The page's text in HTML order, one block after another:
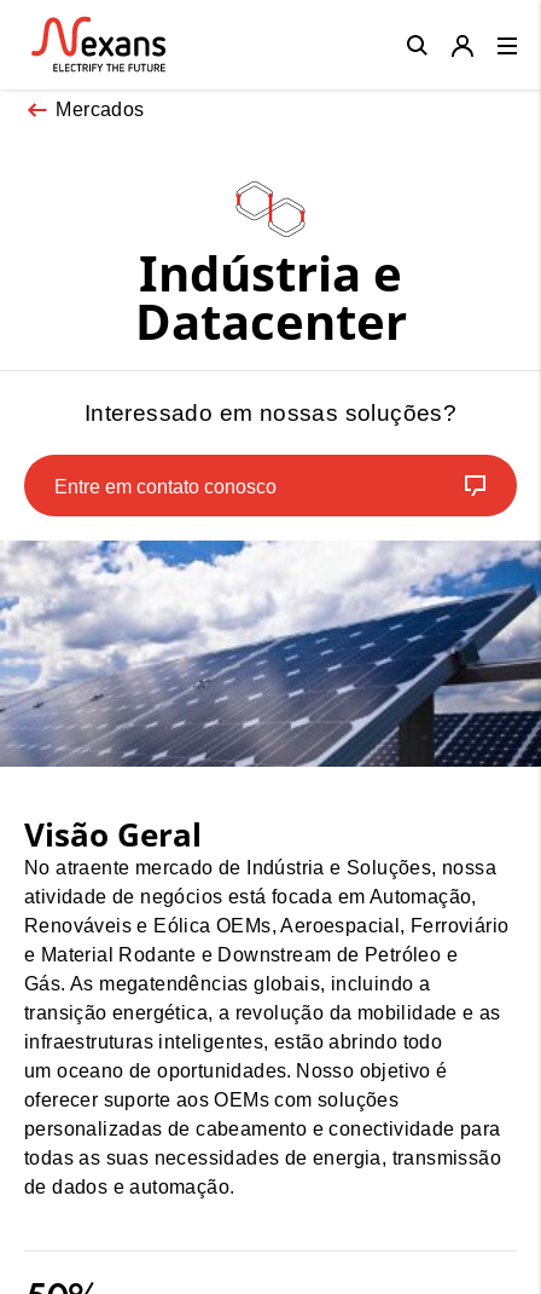
Mercados
Indústria e
Datacenter
Interessado em nossas soluções?
Entre em contato conosco
Visão Geral
No atraente mercado de Indústria e Soluções, nossa
atividade de negócios está focada em Automação,
Renováveis ​​e Eólica OEMs, Aeroespacial, Ferroviário
e Material Rodante e Downstream de Petróleo e
Gás. As megatendências globais, incluindo a
transição energética, a revolução da mobilidade e as
infraestruturas inteligentes, estão abrindo todo
um oceano de oportunidades. Nosso objetivo é
oferecer suporte aos OEMs com soluções
personalizadas de cabeamento e conectividade para
todas as suas necessidades de energia, transmissão
de dados e automação.
Close